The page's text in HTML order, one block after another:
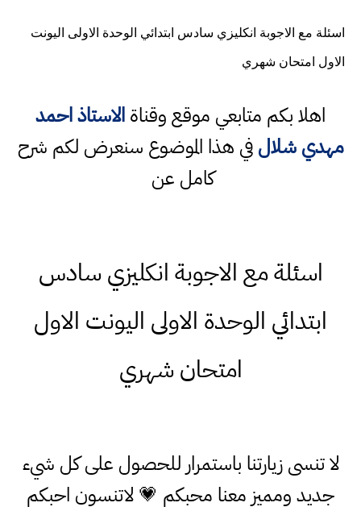
اسئلة مع الاجوبة انكليزي سادس ابتدائي الوحدة الاولى اليونت
الاول امتحان شهري
اهلا بكم متابعي موقع وقناةالاستاذ احمد
مهدي شلالفي هذا الموضوع سنعرض لكم شرح
كامل عن
اسئلة مع الاجوبة انكليزي سادس
ابتدائي الوحدة الاولى اليونت الاول
امتحان شهري
لا تنسى زيارتنا باستمرار للحصول على كل شيء
جديد ومميز معنا محبكم 💗 لاتنسون احبكم